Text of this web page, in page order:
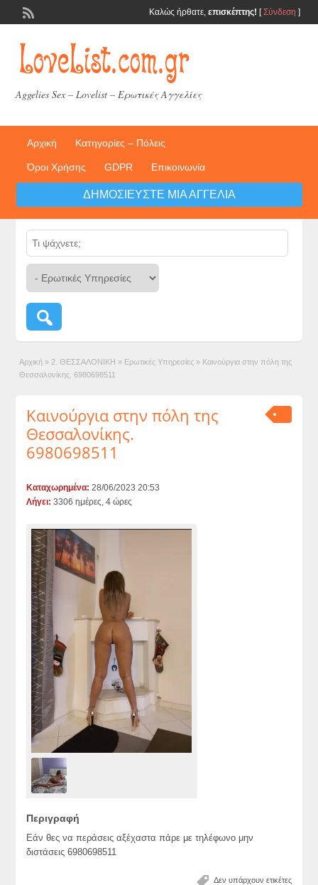
Καλώς ήρθατε, επισκέπτης! [Σύνδεση ]
Aggelies Sex – Lovelist – Ερωτικές Αγγελίες
Αρχική Κατηγορίες – Πόλεις
Όροι Χρήσης GDPR Επικοινωνία
ΔΗΜΟΣΙΕΎΣΤΕ ΜΙΑ ΑΓΓΕΛΊΑ
Αρχική » 2. ΘΕΣΣΑΛΟΝΙΚΗ » Ερωτικές Υπηρεσίες » Καινούργια στην πόλη της
Θεσσαλονίκης. 6980698511
Καινούργια στην πόλη της
Θεσσαλονίκης.
6980698511
Καταχωρημένα: 28/06/2023 20:53
Λήγει: 3306 ημέρες, 4 ώρες
Περιγραφή
Εάν θες να περάσεις αξέχαστα πάρε με τηλέφωνο μην
διστάσεις 6980698511
Δεν υπάρχουν ετικέτες